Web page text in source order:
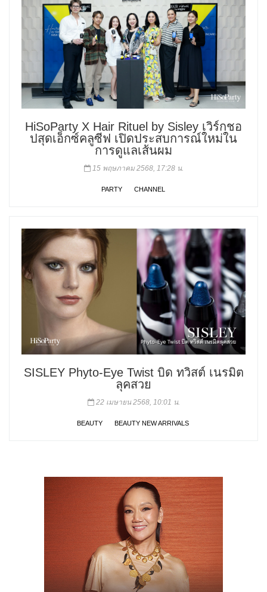
HiSoParty X Hair Rituel by Sisley เวิร์กชอ
ปสุดเอ็กซ์คลูซีฟ เปิดประสบการณ์ใหม่ใน
การดูแลเส้นผม
15 พฤษภาคม 2568, 17:28 น.
PARTY CHANNEL
SISLEY Phyto-Eye Twist บิด ทวิสต์ เนรมิต
ลุคสวย
22 เมษายน 2568, 10:01 น.
BEAUTY BEAUTY NEW ARRIVALS